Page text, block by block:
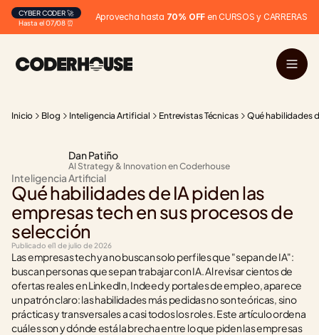
Hasta el 07/08 ⏰
CYBER CODER 🚀 Aprovecha hasta 70% OFF en CURSOS y CARRERAS
Inicio Blog Inteligencia Artificial Entrevistas Técnicas Qué habilidades
Dan Patiño
AI Strategy & Innovation en Coderhouse
Inteligencia Artificial
Qué habilidades de IA piden las
empresas tech en sus procesos de
selección
Publicado el1 de julio de 2026
Las empresas tech ya no buscan solo perfiles que "sepan de IA":
buscan personas que sepan trabajar con IA. Al revisar cientos de
ofertas reales en LinkedIn, Indeed y portales de empleo, aparece
un patrón claro: las habilidades más pedidas no son teóricas, sino
prácticas y transversales a casi todos los roles. Este artículo ordena
cuáles son y dónde está la brecha entre lo que piden las empresas